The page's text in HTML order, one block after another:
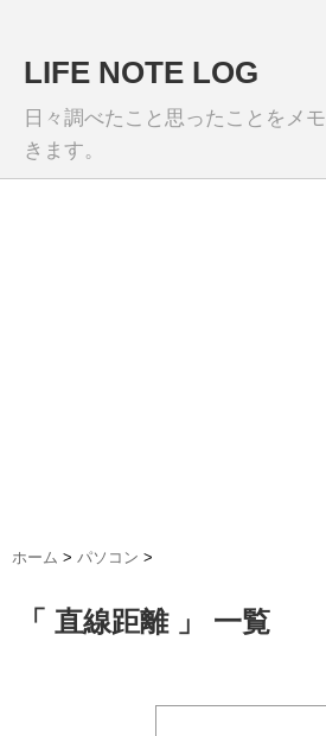
LIFE NOTE LOG
日々調べたこと思ったことをメ
きます。
ホーム > パソコン >
「 直線距離 」 一覧